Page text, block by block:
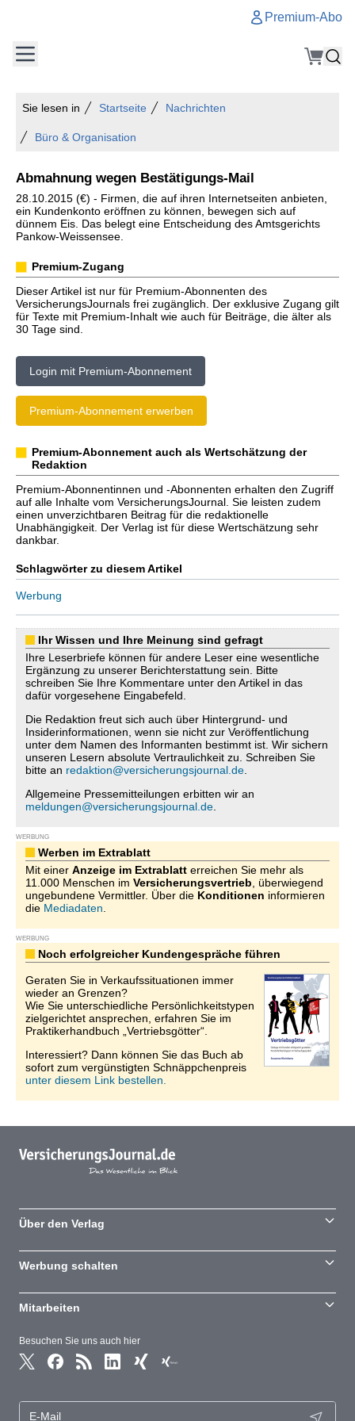
Premium-Abo
Sie lesen in Startseite Nachrichten
Büro & Organisation
Abmahnung wegen Bestätigungs-Mail
28.10.2015 (€) - Firmen, die auf ihren Internetseiten anbieten,
ein Kundenkonto eröffnen zu können, bewegen sich auf
dünnem Eis. Das belegt eine Entscheidung des Amtsgerichts
Pankow-Weissensee.
Premium-Zugang
Dieser Artikel ist nur für Premium-Abonnenten des
VersicherungsJournals frei zugänglich. Der exklusive Zugang gilt
für Texte mit Premium-Inhalt wie auch für Beiträge, die älter als
30 Tage sind.
Login mit Premium-Abonnement
Premium-Abonnement erwerben
Premium-Abonnement auch als Wertschätzung der
Redaktion
Premium-Abonnentinnen und -Abonnenten erhalten den Zugriff
auf alle Inhalte vom VersicherungsJournal. Sie leisten zudem
einen unverzichtbaren Beitrag für die redaktionelle
Unabhängigkeit. Der Verlag ist für diese Wertschätzung sehr
dankbar.
Schlagwörter zu diesem Artikel
Werbung
Ihr Wissen und Ihre Meinung sind gefragt
Ihre Leserbriefe können für andere Leser eine wesentliche
Ergänzung zu unserer Berichterstattung sein. Bitte
schreiben Sie Ihre Kommentare unter den Artikel in das
dafür vorgesehene Eingabefeld.
Die Redaktion freut sich auch über Hintergrund- und
Insiderinformationen, wenn sie nicht zur Veröffentlichung
unter dem Namen des Informanten bestimmt ist. Wir sichern
unseren Lesern absolute Vertraulichkeit zu. Schreiben Sie
bitte an redaktion@versicherungsjournal.de
Allgemeine Pressemitteilungen erbitten wir an
meldungen@versicherungsjournal.de
WERBUNG
Werben im Extrablatt
Mit einer Anzeige im Extrablatt erreichen Sie mehr als
11.000 Menschen im Versicherungsvertrieb , überwiegend
ungebundene Vermittler. Über die Konditionen informieren
die Mediadaten
WERBUNG
Noch erfolgreicher Kundengespräche führen
Geraten Sie in Verkaufssituationen immer
wieder an Grenzen?
Wie Sie unterschiedliche Persönlichkeitstypen
zielgerichtet ansprechen, erfahren Sie im
Praktikerhandbuch „Vertriebsgötter“.
Interessiert? Dann können Sie das Buch ab
sofort zum vergünstigten Schnäppchenpreis
unter diesem Link bestellen.
Besuchen Sie uns auch hier
Über den Verlag
Werbung schalten
Mitarbeiten